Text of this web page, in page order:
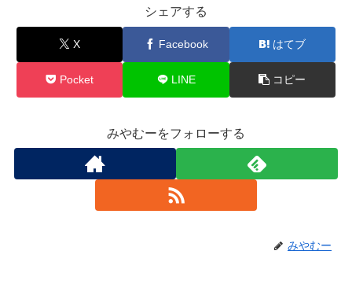
シェアする
X Facebook はてブ
Pocket LINE コピー
みやむーをフォローする
みやむー